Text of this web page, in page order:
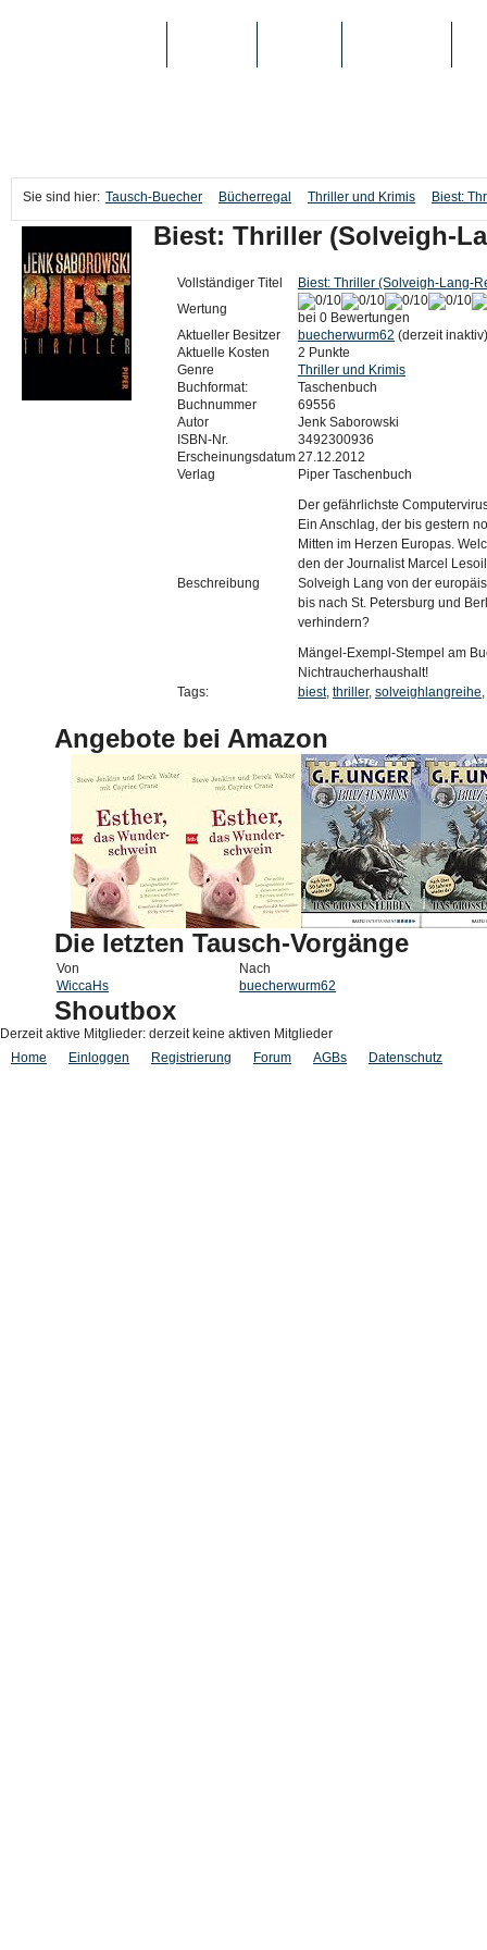
Sie sind hier: Tausch-Buecher Bücherregal Thriller und Krimis Biest:
Biest: Thriller (Solveigh-
Vollständiger Titel
Biest: Thriller (Solveigh-Lang-
Wertung
bei 0 Bewertungen
Aktueller Besitzer
buecherwurm62 (derzeit inaktiv)
Aktuelle Kosten
2 Punkte
Genre
Thriller und Krimis
Buchformat:
Taschenbuch
Buchnummer
69556
Autor
Jenk Saborowski
ISBN-Nr.
3492300936
Erscheinungsdatum27.12.2012
Verlag
Piper Taschenbuch
Beschreibung
Der gefährlichste
Ein Anschlag, der bis gestern
Mitten im Herzen Europas.
den der Journalist Marcel
Solveigh Lang von der
bis nach St. Petersburg und
verhindern?
Mängel-Exempl-Stempel am
Nichtraucherhaushalt!
Tags:
biest, thriller, solveighlangreihe,
Angebote bei Amazon
Die letzten Tausch-Vorgänge
Von
Nach
WiccaHs
buecherwurm62
Shoutbox
Derzeit aktive Mitglieder: derzeit keine aktiven Mitglieder
Home
Einloggen Registrierung Forum AGBs Datenschutz